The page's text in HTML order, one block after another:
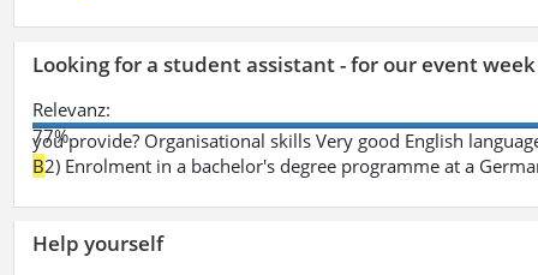
Looking for a student assistant - for our event week
Relevanz:
77%
you provide? Organisational skills Very good English
B2) Enrolment in a bachelor's degree programme at a
Help yourself